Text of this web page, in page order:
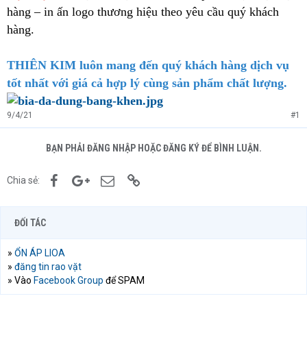
hàng – in ấn logo thương hiệu theo yêu cầu quý khách
hàng.
THIÊN KIM luôn mang đến quý khách hàng dịch vụ
tốt nhất với giá cả hợp lý cùng sản phẩm chất lượng.
9/4/21 #1
BẠN PHẢI ĐĂNG NHẬP HOẶC ĐĂNG KÝ ĐỂ BÌNH LUẬN.
Chia sẻ: FacebookGoogle+Email
ĐỐI TÁC
» ỔN ÁP LIOA
» đăng tin rao vặt
» Vào Facebook Group để SPAM